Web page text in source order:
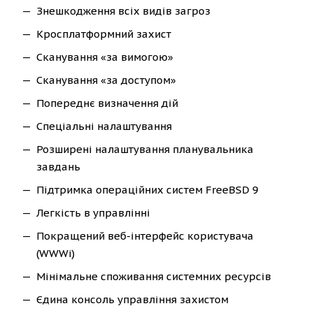
Знешкодження всіх видів загроз
Кросплатформний захист
Сканування «за вимогою»
Сканування «за доступом»
Попереднє визначення дій
Спеціальні налаштування
Розширені налаштування планувальника
завдань
Підтримка операційних систем FreeBSD 9
Легкість в управлінні
Покращений веб-інтерфейс користувача
(WWWi)
Мінімальне споживання системних ресурсів
Єдина консоль управління захистом